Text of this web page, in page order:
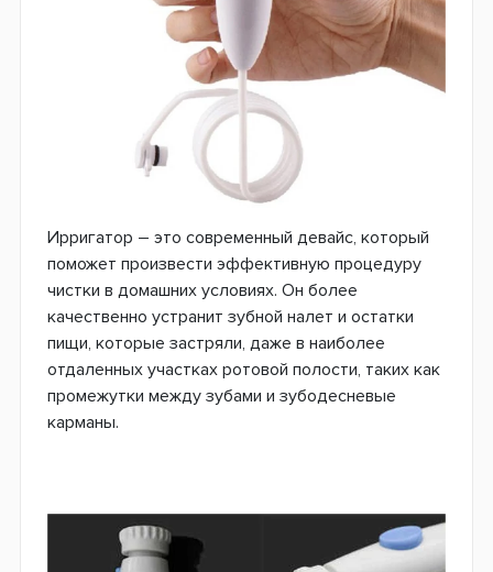
Ирригатор – это современный девайс, который
поможет произвести эффективную процедуру
чистки в домашних условиях. Он более
качественно устранит зубной налет и остатки
пищи, которые застряли, даже в наиболее
отдаленных участках ротовой полости, таких как
промежутки между зубами и зубодесневые
карманы.